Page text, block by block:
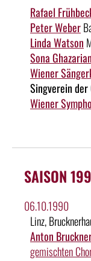
Rafael
Peter Weber
Linda Watson
Sona Ghazarian
Wiener
Singverein
Wiener
SAISON
06.10.1990
Linz,
Anton
gemischten